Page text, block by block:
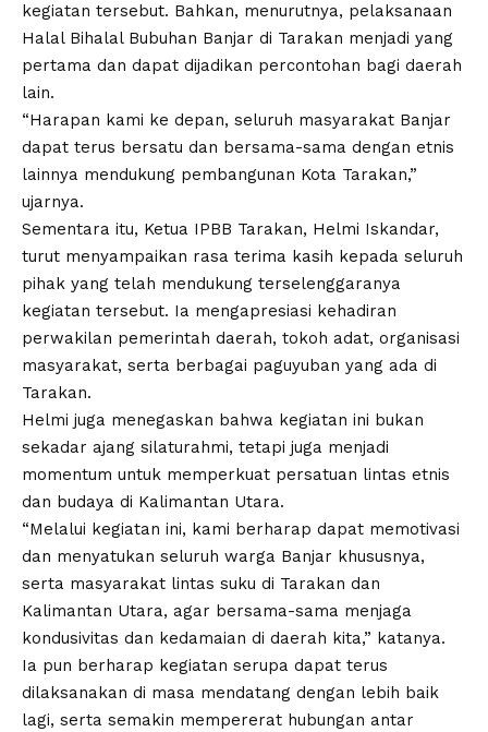
kegiatan tersebut. Bahkan, menurutnya, pelaksanaan
Halal Bihalal Bubuhan Banjar di Tarakan menjadi yang
pertama dan dapat dijadikan percontohan bagi daerah
lain.
“Harapan kami ke depan, seluruh masyarakat Banjar
dapat terus bersatu dan bersama-sama dengan etnis
lainnya mendukung pembangunan Kota Tarakan,”
ujarnya.
Sementara itu, Ketua IPBB Tarakan, Helmi Iskandar,
turut menyampaikan rasa terima kasih kepada seluruh
pihak yang telah mendukung terselenggaranya
kegiatan tersebut. Ia mengapresiasi kehadiran
perwakilan pemerintah daerah, tokoh adat, organisasi
masyarakat, serta berbagai paguyuban yang ada di
Tarakan.
Helmi juga menegaskan bahwa kegiatan ini bukan
sekadar ajang silaturahmi, tetapi juga menjadi
momentum untuk memperkuat persatuan lintas etnis
dan budaya di Kalimantan Utara.
“Melalui kegiatan ini, kami berharap dapat memotivasi
dan menyatukan seluruh warga Banjar khususnya,
serta masyarakat lintas suku di Tarakan dan
Kalimantan Utara, agar bersama-sama menjaga
kondusivitas dan kedamaian di daerah kita,” katanya.
Ia pun berharap kegiatan serupa dapat terus
dilaksanakan di masa mendatang dengan lebih baik
lagi, serta semakin mempererat hubungan antar